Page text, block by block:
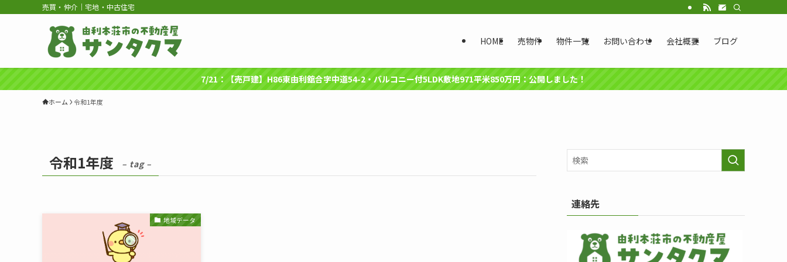
売買・仲介｜宅地・中古住宅
HOME 売物件 物件一覧 お問い合わせ 会社概要 ブログ
7/21：【売戸建】H86東由利舘合字中道54-2・バルコニー付5LDK敷地971平米850万円：公開しました！
ホーム 令和1年度
令和1年度 – tag –
地域データ
連絡先